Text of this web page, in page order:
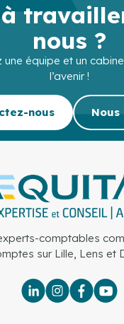
nous ?
une équipe et un
l’avenir !
nous Nous
comptables
sur Lille, Lens et